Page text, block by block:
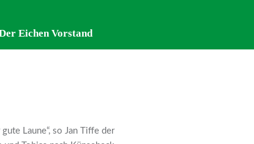
Eichen Vorstand
Eichen Vorstand
Laune“, so Jan Tiffe der